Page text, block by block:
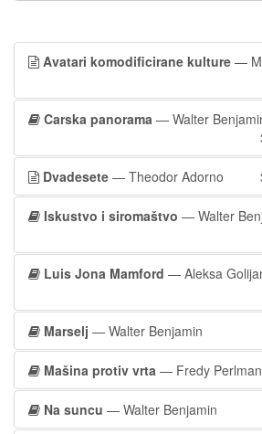
Avatari komodificirane kulture —
Carska panorama — Walter
Dvadesete — Theodor Adorno
Iskustvo i siromaštvo — Walter
Luis Jona Mamford — Aleksa
Marselj — Walter Benjamin
Mašina protiv vrta — Fredy Perlman
Na suncu — Walter Benjamin